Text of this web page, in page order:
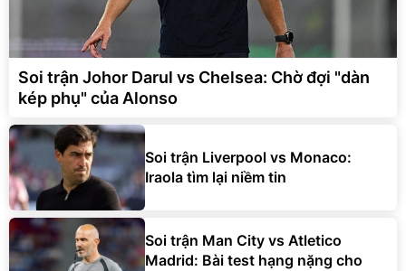
Soi trận Johor Darul vs Chelsea: Chờ đợi "dàn
kép phụ" của Alonso
Soi trận Liverpool vs Monaco:
Iraola tìm lại niềm tin
Soi trận Man City vs Atletico
Madrid: Bài test hạng nặng cho